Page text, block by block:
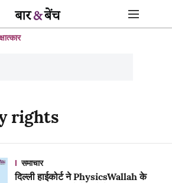
rights
समाचार
दिल्ली हाईकोर्ट ने PhysicsWallah के